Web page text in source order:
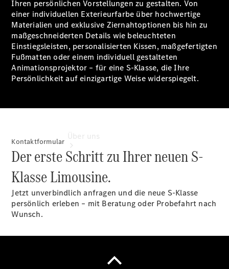
Extras
Betriebsanleitungen
Rückrufe
Ihren persönlichen Vorstellungen zu gestalten. Von
einer individuellen Exterieurfarbe über hochwertige
Materialien und exklusive Ziernahtoptionen bis hin zu
maßgeschneiderten Details wie beleuchteten
Einstiegsleisten, personalisierten Kissen, maßgefertigten
Fußmatten oder einem individuell gestalteten
Animationsprojektor – für eine S-Klasse, die Ihre
Persönlichkeit auf einzigartige Weise widerspiegelt.
Kontaktformular
Der erste Schritt zu Ihrer neuen S-
Klasse Limousine.
Jetzt unverbindlich anfragen und die neue S-Klasse
persönlich erleben – mit Beratung oder Probefahrt nach
Wunsch.